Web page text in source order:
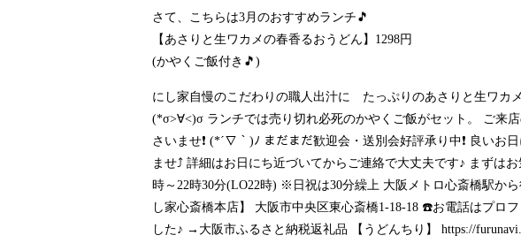
さて、こちらは3月のおすすめランチ🎵
【あさりと生ワカメの春香るおうどん】1298円
(かやくご飯付き🎵)
にし家自慢のこだわりの職人出汁に たっぷりのあさりと生ワカ
(*σ>∀<)σ ランチでは売り切れ必死のかやくご飯がセット。 ご来
さいませ❗ (*´∇｀)ﾉ まだまだ歓迎会・送別会好評承り中❗ 良い
ませ⤴️ 詳細はお日にち近づいてからご連絡で大丈夫です♪ まずは
時～22時30分(LO22時) ※日祝は30分繰上 大阪メトロ心斎橋駅
し家心斎橋本店】 大阪市中央区東心斎橋1-18-18 ☎️お電話はプロ
した♪ →大阪市ふるさと納税返礼品 【うどんちり】 https://